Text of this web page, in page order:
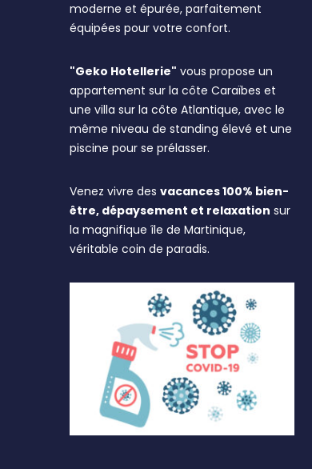
moderne et épurée, parfaitement
équipées pour votre confort.
"Geko Hotellerie" vous propose un
appartement sur la côte Caraïbes et
une villa sur la côte Atlantique, avec le
même niveau de standing élevé et une
piscine pour se prélasser.
Venez vivre des vacances 100% bien-
être, dépaysement et relaxation sur
la magnifique île de Martinique,
véritable coin de paradis.